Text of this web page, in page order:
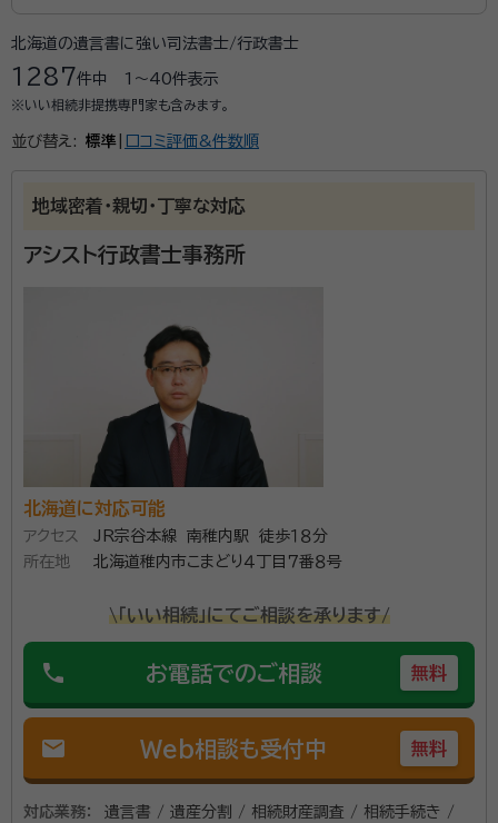
北海道の遺言書に強い司法書士/行政書士
1287件中 1〜40件表示
※いい相続非提携専門家も含みます。
並び替え: 標準 口コミ評価&件数順
地域密着・親切・丁寧な対応
アシスト行政書士事務所
北海道に対応可能
アクセス
JR宗谷本線 南稚内駅 徒歩１８分
所在地
北海道稚内市こまどり４丁目７番８号
\「いい相続」にてご相談を承ります/
phone お電話でのご相談 無料
mail Web相談も受付中 無料
対応業務：
遺言書 / 遺産分割 / 相続財産調査 / 相続手続き /